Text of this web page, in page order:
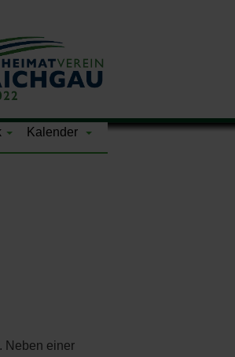
Kalender
Neben einer